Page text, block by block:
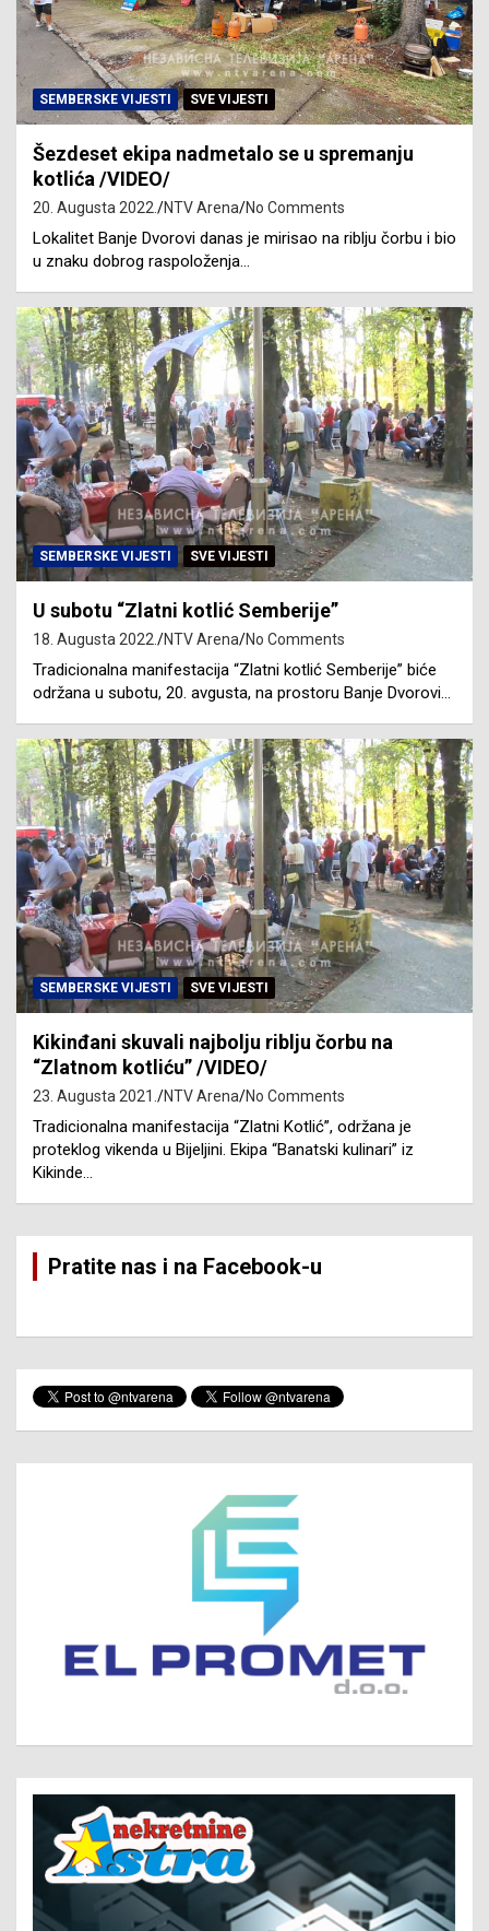
SEMBERSKE VIJESTI SVE VIJESTI
Šezdeset ekipa nadmetalo se u spremanju
kotlića /VIDEO/
20. Augusta 2022. NTV Arena No Comments
Lokalitet Banje Dvorovi danas je mirisao na riblju čorbu i bio
u znaku dobrog raspoloženja…
SEMBERSKE VIJESTI SVE VIJESTI
U subotu “Zlatni kotlić Semberije”
18. Augusta 2022. NTV Arena No Comments
Tradicionalna manifestacija “Zlatni kotlić Semberije” biće
održana u subotu, 20. avgusta, na prostoru Banje Dvorovi…
SEMBERSKE VIJESTI SVE VIJESTI
Kikinđani skuvali najbolju riblju čorbu na
“Zlatnom kotliću” /VIDEO/
23. Augusta 2021. NTV Arena No Comments
Tradicionalna manifestacija “Zlatni Kotlić”, održana je
proteklog vikenda u Bijeljini. Ekipa “Banatski kulinari” iz
Kikinde…
Pratite nas i na Facebook-u